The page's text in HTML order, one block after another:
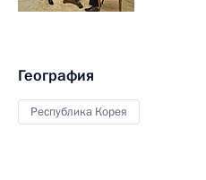
География
Республика Корея